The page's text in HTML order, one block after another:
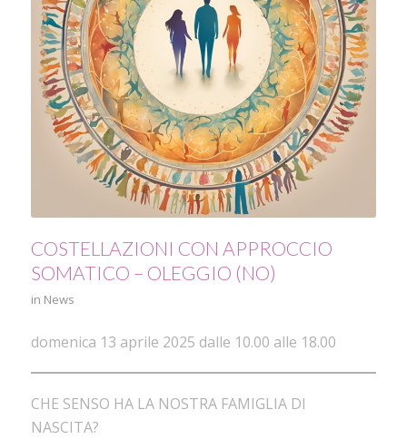
COSTELLAZIONI CON APPROCCIO
SOMATICO – OLEGGIO (NO)
in News
domenica 13 aprile 2025 dalle 10.00 alle 18.00
CHE SENSO HA LA NOSTRA FAMIGLIA DI
NASCITA?